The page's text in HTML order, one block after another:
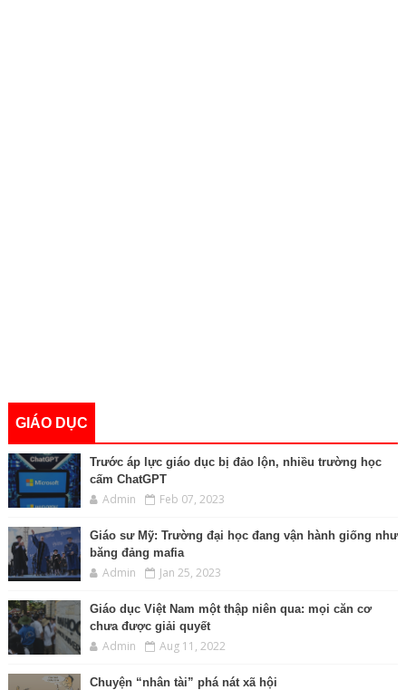
GIÁO DỤC
Trước áp lực giáo dục bị đảo lộn, nhiều trường học
cấm ChatGPT
Admin Feb 07, 2023
Giáo sư Mỹ: Trường đại học đang vận hành giống như
băng đảng mafia
Admin Jan 25, 2023
Giáo dục Việt Nam một thập niên qua: mọi căn cơ
chưa được giải quyết
Admin Aug 11, 2022
Chuyện “nhân tài” phá nát xã hội